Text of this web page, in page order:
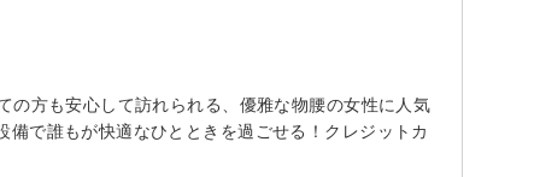
の方も安心して訪れられる、優雅な物腰の女性に人気
で誰もが快適なひとときを過ごせる！クレジットカ